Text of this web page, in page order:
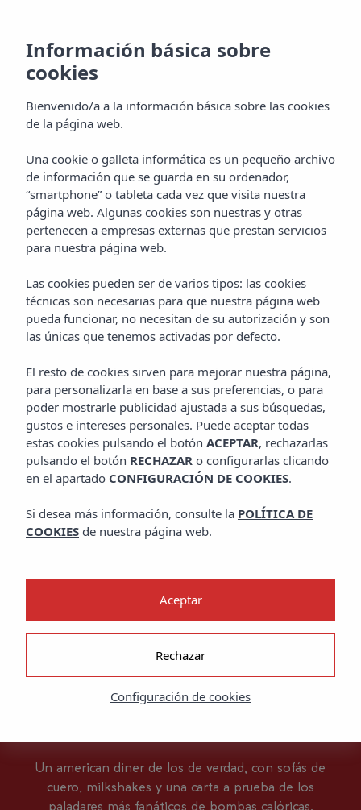
Zona de Piscina
Una zona espaciosa, con todo el rollazo
americano, perfecta para una boda informal en
nuestra wedding chapel o pasar el día a remojo
en nuestro hot tub con forma de corazón.
Un american diner de los de verdad, con sofás de
cuero, milkshakes y una carta a prueba de los
paladares más fanáticos de bombas calóricas.
Información básica sobre
cookies
Bienvenido/a a la información básica sobre las cookies
de la página web.
Una cookie o galleta informática es un pequeño archivo
de información que se guarda en su ordenador,
“smartphone” o tableta cada vez que visita nuestra
página web. Algunas cookies son nuestras y otras
pertenecen a empresas externas que prestan servicios
para nuestra página web.
Las cookies pueden ser de varios tipos: las cookies
técnicas son necesarias para que nuestra página web
pueda funcionar, no necesitan de su autorización y son
las únicas que tenemos activadas por defecto.
El resto de cookies sirven para mejorar nuestra página,
para personalizarla en base a sus preferencias, o para
poder mostrarle publicidad ajustada a sus búsquedas,
gustos e intereses personales. Puede aceptar todas
estas cookies pulsando el botón ACEPTAR, rechazarlas
pulsando el botón RECHAZAR o configurarlas clicando
en el apartado CONFIGURACIÓN DE COOKIES.
Si desea más información, consulte la POLÍTICA DE
COOKIES de nuestra página web.
Configuración de cookies
Rechazar
Aceptar